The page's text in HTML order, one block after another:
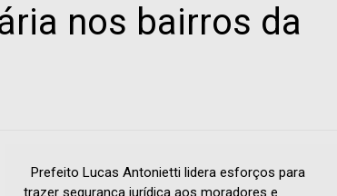
nos bairros da
Prefeito Lucas Antonietti lidera esforços para
trazer segurança jurídica aos moradores e